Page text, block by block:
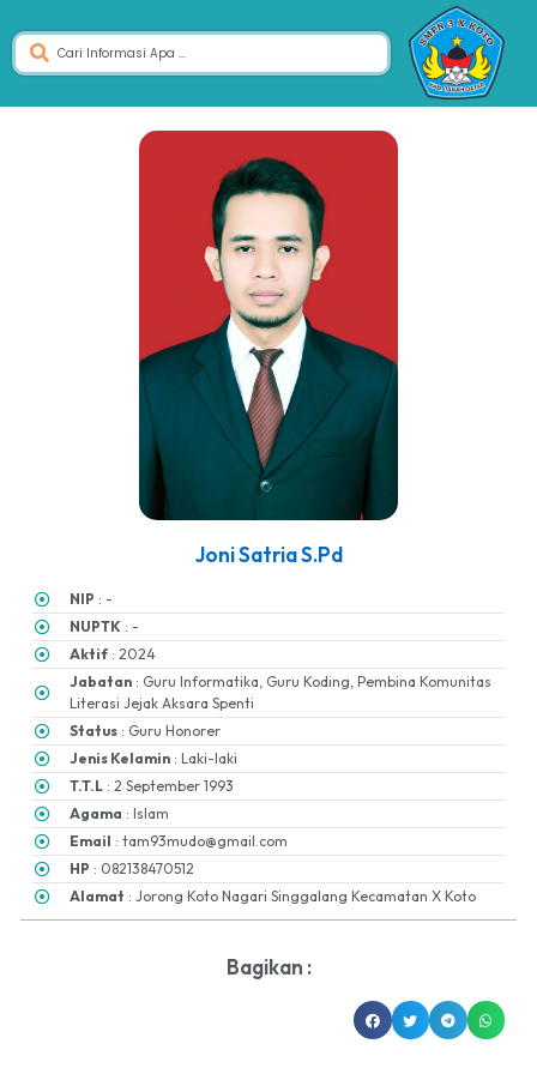
Joni Satria S.Pd
NIP : -
NUPTK : -
Aktif : 2024
Jabatan : Guru Informatika, Guru Koding, Pembina Komunitas
Literasi Jejak Aksara Spenti
Status : Guru Honorer
Jenis Kelamin : Laki-laki
T.T.L : 2 September 1993
Agama : Islam
Email : tam93mudo@gmail.com
HP : 082138470512
Alamat : Jorong Koto Nagari Singgalang Kecamatan X Koto
Bagikan :